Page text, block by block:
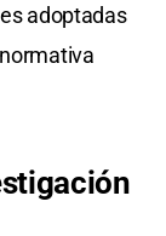
adoptadas